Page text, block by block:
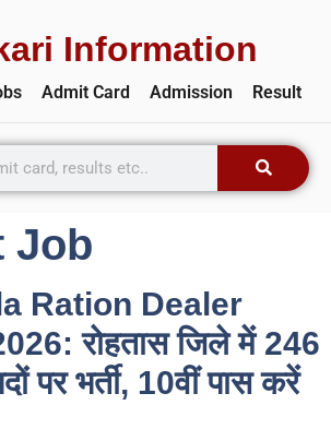
Information
Admit Card Admission Result
Job
Ration Dealer
रोहतास जिले में 246
पर भर्ती, 10वीं पास करें